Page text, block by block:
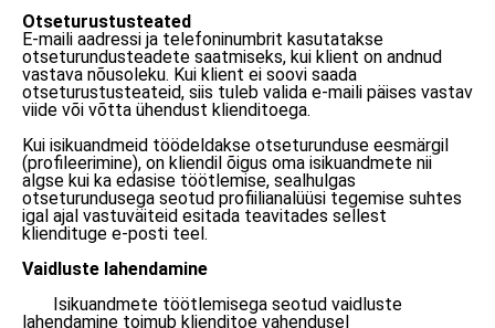
Otseturustusteated
E-maili aadressi ja telefoninumbrit kasutatakse
otseturundusteadete saatmiseks, kui klient on andnud
vastava nõusoleku. Kui klient ei soovi saada
otseturustusteateid, siis tuleb valida e-maili päises vastav
viide või võtta ühendust klienditoega.
Kui isikuandmeid töödeldakse otseturunduse eesmärgil
(profileerimine), on kliendil õigus oma isikuandmete nii
algse kui ka edasise töötlemise, sealhulgas
otseturundusega seotud profiilianalüüsi tegemise suhtes
igal ajal vastuväiteid esitada teavitades sellest
kliendituge e-posti teel.
Vaidluste lahendamine
Isikuandmete töötlemisega seotud vaidluste
lahendamine toimub klienditoe vahendusel